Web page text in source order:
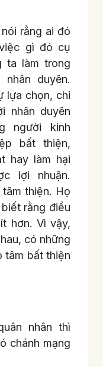
rằng ai đó
gì đó cụ
ta làm trong
duyên.
lựa chọn, chỉ
nhân duyên
người kinh
bất thiện,
hay làm hại
lợi nhuận.
thiện. Họ
rằng điều
hơn. Vì vậy,
có những
tâm bất thiện
nhân thì
chánh mạng